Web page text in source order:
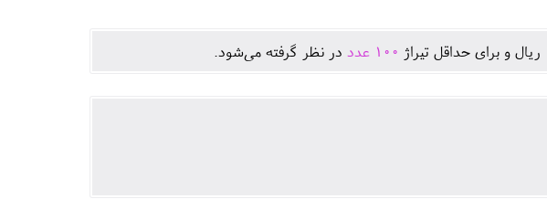
ريال و برای حداقل تيراژ 100 عدد در نظر گرفته می‌شود.